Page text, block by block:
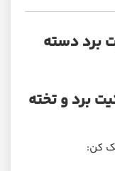
برد دسته
برد و تخته